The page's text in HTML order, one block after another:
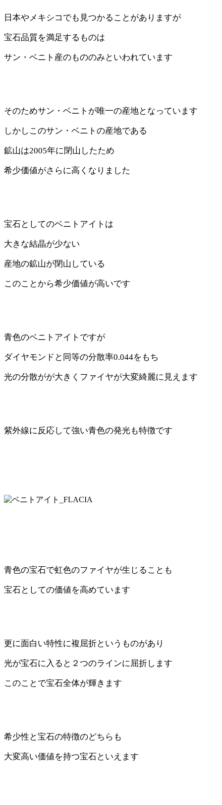
日本やメキシコでも見つかることがありますが
宝石品質を満足するものは
サン・ベニト産のもののみといわれています
そのためサン・ベニトが唯一の産地となっています
しかしこのサン・ベニトの産地である
鉱山は2005年に閉山したため
希少価値がさらに高くなりました
宝石としてのベニトアイトは
大きな結晶が少ない
産地の鉱山が閉山している
このことから希少価値が高いです
青色のベニトアイトですが
ダイヤモンドと同等の分散率0.044をもち
光の分散がが大きくファイヤが大変綺麗に見えます
紫外線に反応して強い青色の発光も特徴です
青色の宝石で虹色のファイヤが生じることも
宝石としての価値を高めています
更に面白い特性に複屈折というものがあり
光が宝石に入ると２つのラインに屈折します
このことで宝石全体が輝きます
希少性と宝石の特徴のどちらも
大変高い価値を持つ宝石といえます